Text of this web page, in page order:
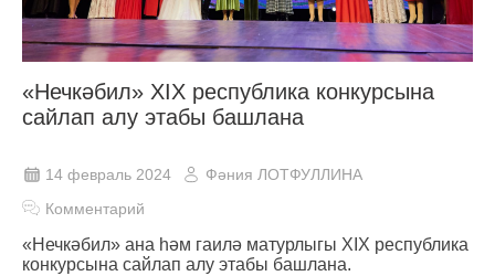
«Нечкәбил» XIX республика конкурсына
сайлап алу этабы башлана
14 февраль 2024
Фәния ЛОТФУЛЛИНА
Комментарий
«Нечкәбил» ана һәм гаилә матурлыгы XIX республика
конкурсына сайлап алу этабы башлана.